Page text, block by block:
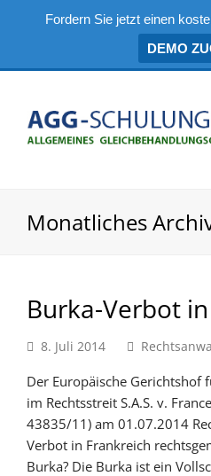
Fordern Sie jetzt einen
DEMO
Monatliches
Burka-Verbot
8. Juli 2014
Der Europäische Gerichtshof
im Rechtsstreit S.A.S. v.
43835/11) am 01.07.2014
Verbot in Frankreich
Burka? Die Burka ist ein